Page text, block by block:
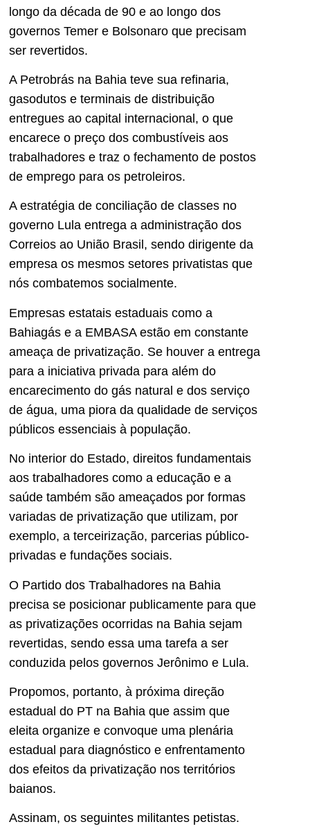
longo da década de 90 e ao longo dos
governos Temer e Bolsonaro que precisam
ser revertidos.
A Petrobrás na Bahia teve sua refinaria,
gasodutos e terminais de distribuição
entregues ao capital internacional, o que
encarece o preço dos combustíveis aos
trabalhadores e traz o fechamento de postos
de emprego para os petroleiros.
A estratégia de conciliação de classes no
governo Lula entrega a administração dos
Correios ao União Brasil, sendo dirigente da
empresa os mesmos setores privatistas que
nós combatemos socialmente.
Empresas estatais estaduais como a
Bahiagás e a EMBASA estão em constante
ameaça de privatização. Se houver a entrega
para a iniciativa privada para além do
encarecimento do gás natural e dos serviço
de água, uma piora da qualidade de serviços
públicos essenciais à população.
No interior do Estado, direitos fundamentais
aos trabalhadores como a educação e a
saúde também são ameaçados por formas
variadas de privatização que utilizam, por
exemplo, a terceirização, parcerias público-
privadas e fundações sociais.
O Partido dos Trabalhadores na Bahia
precisa se posicionar publicamente para que
as privatizações ocorridas na Bahia sejam
revertidas, sendo essa uma tarefa a ser
conduzida pelos governos Jerônimo e Lula.
Propomos, portanto, à próxima direção
estadual do PT na Bahia que assim que
eleita organize e convoque uma plenária
estadual para diagnóstico e enfrentamento
dos efeitos da privatização nos territórios
baianos.
Assinam, os seguintes militantes petistas.